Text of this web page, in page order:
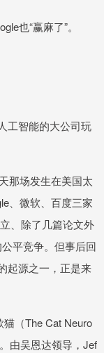
也“赢麻了”。
智能的大公司玩
那场发生在美国太
、微软、百度三家
、除了几篇论文外
平竞争。但事后回
起源之一，正是来
（The Cat Neuro
由吴恩达领导，Jef